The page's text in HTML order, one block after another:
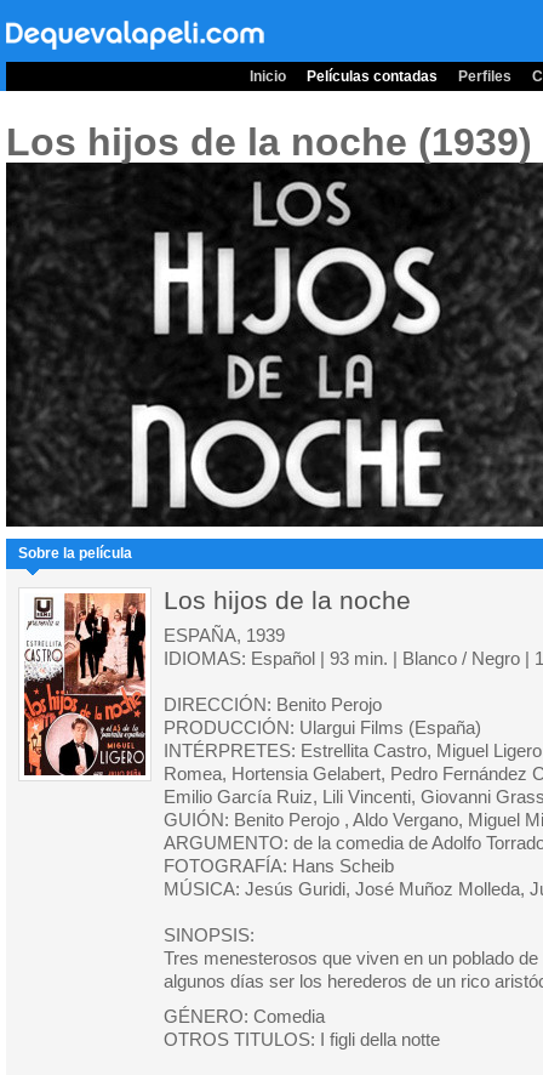
Inicio Películas contadas Perfiles
Los hijos de la noche (1939)
Sobre la película
Los hijos de la noche
ESPAÑA, 1939
IDIOMAS: Español | 93 min. | Blanco / Negro |
DIRECCIÓN: Benito Perojo
PRODUCCIÓN: Ulargui Films (España)
INTÉRPRETES: Estrellita Castro, Miguel
Romea, Hortensia Gelabert, Pedro Fernández
Emilio García Ruiz, Lili Vincenti, Giovanni
GUIÓN: Benito Perojo , Aldo Vergano, Miguel
ARGUMENTO: de la comedia de Adolfo
FOTOGRAFÍA: Hans Scheib
MÚSICA: Jesús Guridi, José Muñoz Molleda,
SINOPSIS:
Tres menesterosos que viven en un poblado
algunos días ser los herederos de un rico
GÉNERO: Comedia
OTROS TITULOS: I figli della notte